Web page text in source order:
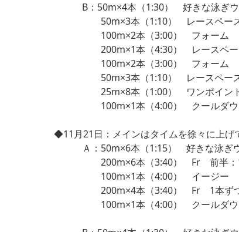
B：50m×4本（1:30） 好きな泳ぎウ
50m×3本（1:10） レースペー
100m×2本（3:00） フォーム
200m×1本（4:30） レースペー
100m×2本（3:00） フォーム
50m×3本（1:10） レースペー
25m×8本（1:00） ワンポイント
100m×1本（4:00） クールダウ
◆11月21日：メインはタイムを徐々に上げ
Ａ：50m×6本（1:15） 好きな泳ぎウ
200m×6本（3:40） Fr 前半：プ
100m×1本（4:00） イージー
200m×4本（3:40） Fr 1本ずつタ
100m×1本（4:00） クールダウ